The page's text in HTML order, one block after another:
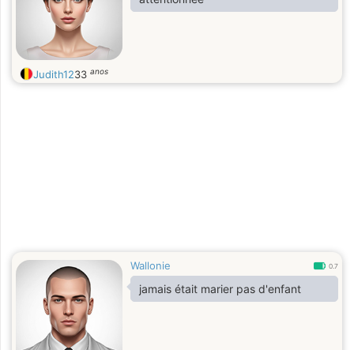
Judith1233 anos
Wallonie 0.7
jamais était marier pas d'enfant